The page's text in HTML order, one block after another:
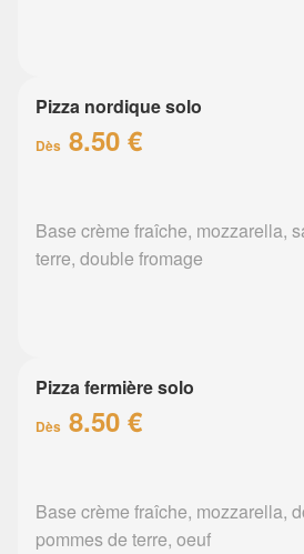
Pizza nordique solo
Dès 8.50 €
Base crème fraîche, mozzarella,
terre, double fromage
Pizza fermière solo
Dès 8.50 €
Base crème fraîche, mozzarella,
pommes de terre, oeuf